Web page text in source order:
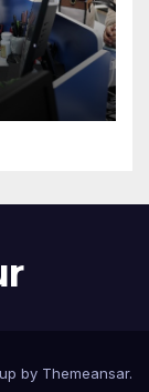
by Themeansar.